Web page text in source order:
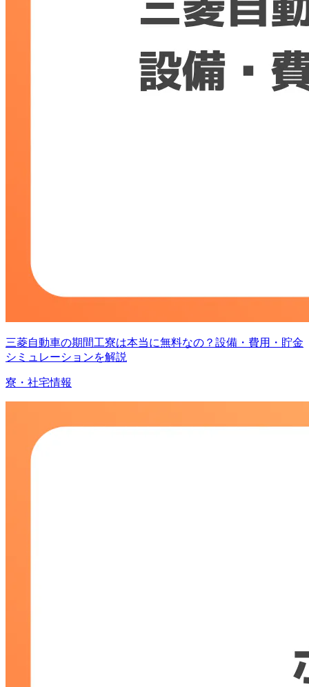
三菱自動車の期間工寮は本当に無料なの？設備・費用・貯金
シミュレーションを解説
寮・社宅情報